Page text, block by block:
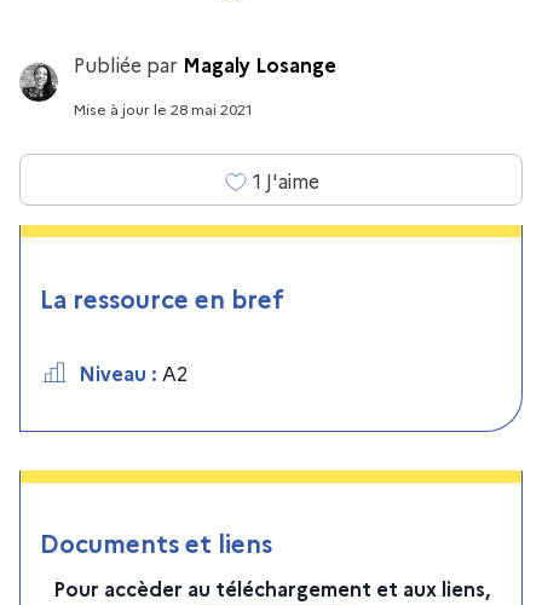
Publiée par Magaly Losange
Mise à jourle 28 mai 2021
1 J'aime
La ressource en bref
Niveau : A2
Documents et liens
Pour accèder au téléchargement et aux liens,